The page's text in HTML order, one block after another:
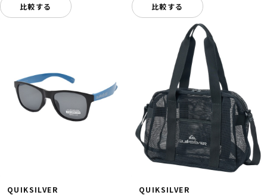
比較する 比較する
QUIKSILVER QUIKSILVER